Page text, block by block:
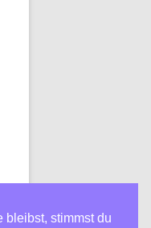
bleibst, stimmst du